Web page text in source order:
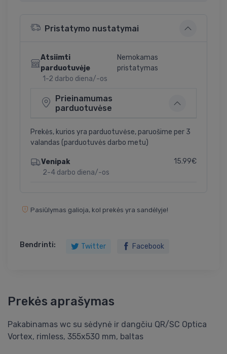
Pristatymo nustatymai
Atsiimti
parduotuvėje
1-2 darbo diena/-os
Nemokamas
pristatymas
Prieinamumas
parduotuvėse
Prekės, kurios yra parduotuvėse, paruošime per 3
valandas (parduotuvės darbo metu)
Venipak
2-4 darbo diena/-os
15.99€
Pasiūlymas galioja, kol prekės yra sandėlyje!
Bendrinti: Twitter Facebook
Prekės aprašymas
Pakabinamas wc su sėdynė ir dangčiu QR/SC Optica
Vortex, rimless, 355x530 mm, baltas